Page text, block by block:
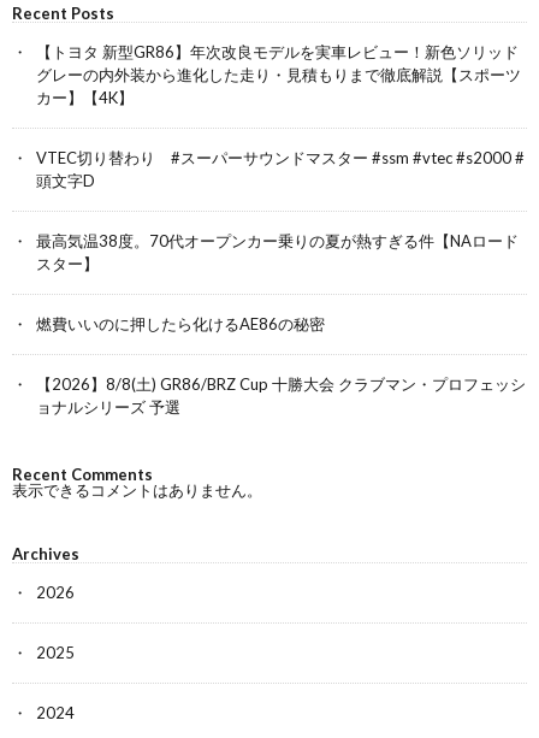
Recent Posts
【トヨタ 新型GR86】年次改良モデルを実車レビュー！新色ソリッド
グレーの内外装から進化した走り・見積もりまで徹底解説【スポーツ
カー】【4K】
VTEC切り替わり #スーパーサウンドマスター #ssm #vtec #s2000 #
頭文字D
最高気温38度。70代オープンカー乗りの夏が熱すぎる件【NAロード
スター】
燃費いいのに押したら化けるAE86の秘密
【2026】8/8(土) GR86/BRZ Cup 十勝大会 クラブマン・プロフェッシ
ョナルシリーズ 予選
Recent Comments
表示できるコメントはありません。
Archives
2026
2025
2024